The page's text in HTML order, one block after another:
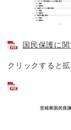
国民保護に
クリックすると